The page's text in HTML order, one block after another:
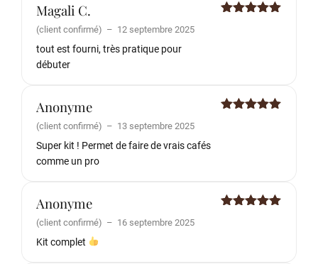
Magali C.
(client confirmé) – 12 septembre 2025
tout est fourni, très pratique pour
débuter
Anonyme
(client confirmé) – 13 septembre 2025
Super kit ! Permet de faire de vrais cafés
comme un pro
Anonyme
(client confirmé) – 16 septembre 2025
Kit complet